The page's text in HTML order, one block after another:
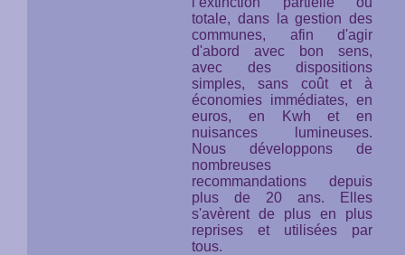
totale, dans la gestion des
communes, afin d'agir
d'abord avec bon sens,
avec des dispositions
simples, sans coût et à
économies immédiates, en
euros, en Kwh et en
nuisances lumineuses.
Nous développons de
nombreuses
recommandations depuis
plus de 20 ans. Elles
s'avèrent de plus en plus
reprises et utilisées par
tous.